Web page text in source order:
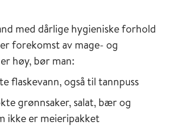
med dårlige hygieniske forhold
forekomst av mage- og
høy, bør man:
flaskevann, også til tannpuss
grønnsaker, salat, bær og
ikke er meieripakket